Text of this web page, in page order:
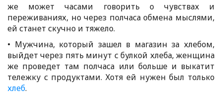
же может часами говорить о чувствах и
переживаниях, но через полчаса обмена мыслями,
ей станет скучно и тяжело.
• Мужчина, который зашел в магазин за хлебом,
выйдет через пять минут с булкой хлеба, женщина
же проведет там полчаса или больше и выкатит
тележку с продуктами. Хотя ей нужен был только
хлеб.